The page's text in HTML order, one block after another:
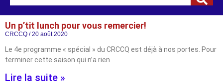
Un p’tit lunch pour vous remercier!
CRCCQ 20 août 2020
Le 4e programme « spécial » du CRCCQ est déjà à nos portes. Pour
terminer cette saison qui n’a rien
Lire la suite »